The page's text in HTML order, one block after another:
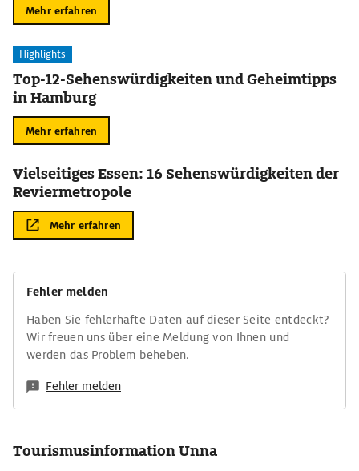
Mehr erfahren
Highlights
Top-12-Sehenswürdigkeiten und Geheimtipps
in Hamburg
Mehr erfahren
Vielseitiges Essen: 16 Sehenswürdigkeiten der
Reviermetropole
Mehr erfahren
Fehler melden
Haben Sie fehlerhafte Daten auf dieser Seite entdeckt?
Wir freuen uns über eine Meldung von Ihnen und
werden das Problem beheben.
Fehler melden
Tourismusinformation Unna